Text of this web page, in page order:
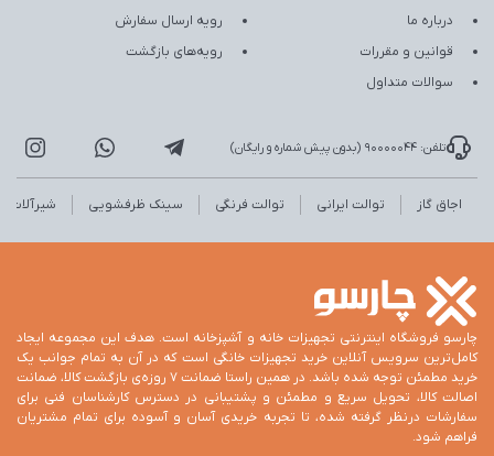
درباره ما
قوانین و مقررات
سوالات متداول
رویه ارسال سفارش
رویه‌های بازگشت
تلفن: 90000044 (بدون پیش شماره و رایگان)
اجاق گاز توالت ایرانی توالت فرنگی سینک ظرفشویی شیرآلات
چارسو فروشگاه اینترنتی تجهیزات خانه و آشپزخانه است. هدف این مجموعه ایجاد
کامل‌ترین سرویس آنلاین خرید تجهیزات خانگی است که در آن به تمام جوانب یک
خرید مطمئن توجه شده باشد. در همین راستا ضمانت 7 روزه‌ی بازگشت کالا، ضمانت
اصالت کالا، تحویل سریع و مطمئن و پشتیبانی در دسترس کارشناسان فنی برای
سفارشات درنظر گرفته شده، تا تجربه خریدی آسان و آسوده برای تمام مشتریان
فراهم شود.